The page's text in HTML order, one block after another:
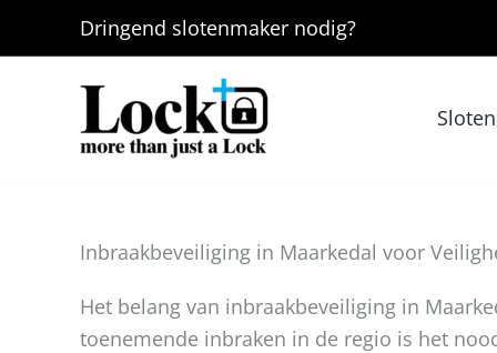
Dringend slotenmaker nodig?
Inbraakbeveiliging in Maarkedal voor
Het belang van inbraakbeveiliging in
toenemende inbraken in de regio is het